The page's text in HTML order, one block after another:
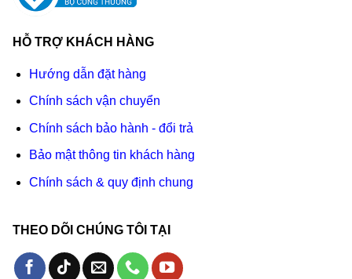
HỖ TRỢ KHÁCH HÀNG
Hướng dẫn đặt hàng
Chính sách vận chuyển
Chính sách bảo hành - đổi trả
Bảo mật thông tin khách hàng
Chính sách & quy định chung
THEO DÕI CHÚNG TÔI TẠI